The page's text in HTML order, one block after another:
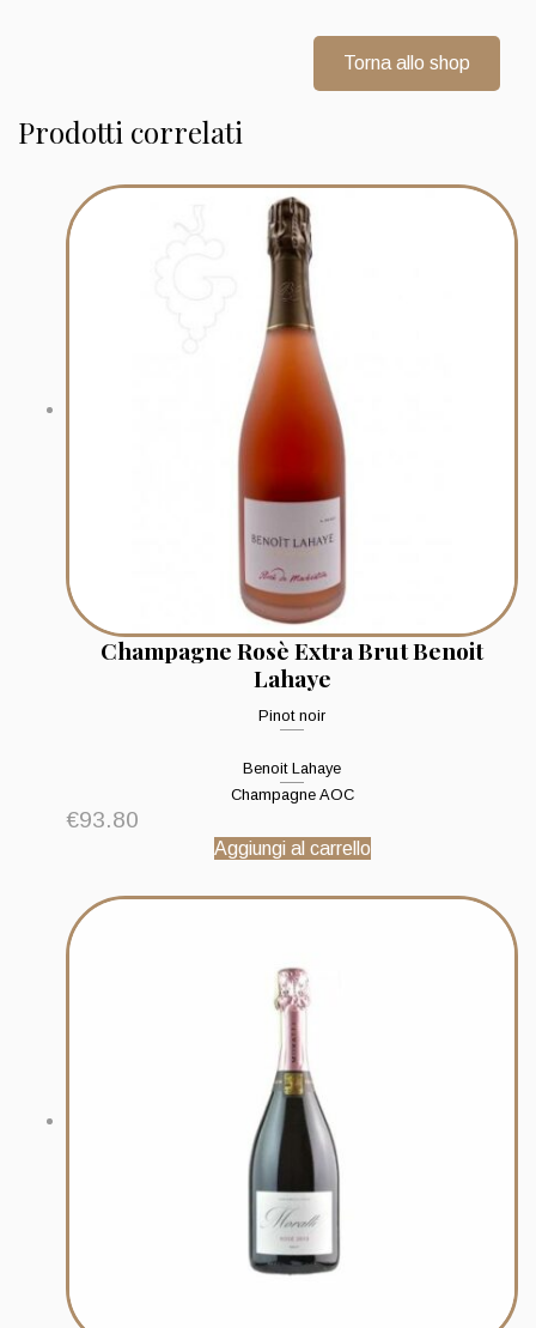
Torna allo shop
Prodotti correlati
Champagne Rosè Extra Brut Benoit
Lahaye
Pinot noir
Benoit Lahaye
Champagne AOC
€93.80
Aggiungi al carrello